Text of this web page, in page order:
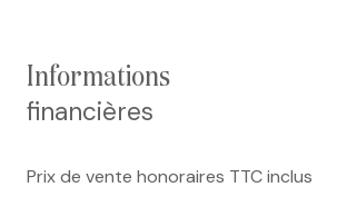
informations
financières
Prix de vente honoraires TTC inclus